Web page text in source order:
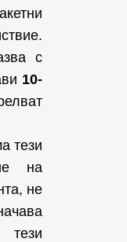
с
10-
тези
на
не